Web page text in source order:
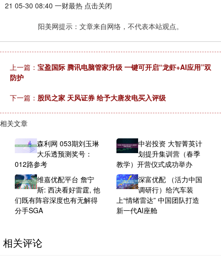
21 05-30 08:40 一财最热 点击关闭
阳美网提示：文章来自网络，不代表本站观点。
上一篇： 宝盈国际 腾讯电脑管家升级 一键可开启“龙虾+AI应用”双
防护
下一篇： 股民之家 天风证券 给予大唐发电买入评级
相关文章
森利网 053期刘玉琳
大乐透预测奖号：
012路参考
中岩投资 大智菁英计
划提升集训营（春季
教学）开营仪式成功举办
维嘉优配平台 詹宁
斯: 西决看好雷霆, 他
们既有阵容深度也有无解得
分手SGA
深富优配 （活力中国
调研行）给汽车装
上“情绪雷达” 中国团队打造
新一代AI座舱
相关评论